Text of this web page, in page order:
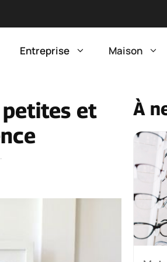
Entreprise Maison
petites et
·
À